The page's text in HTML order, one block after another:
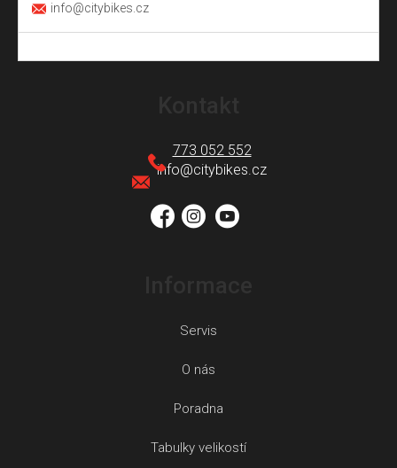
info@citybikes.cz
info@citybikes.cz
773 052 552
Servis
O nás
Poradna
Tabulky velikostí